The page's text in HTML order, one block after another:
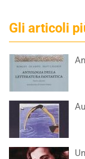
Gli articoli